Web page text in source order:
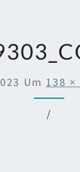
Um 138 ×
/